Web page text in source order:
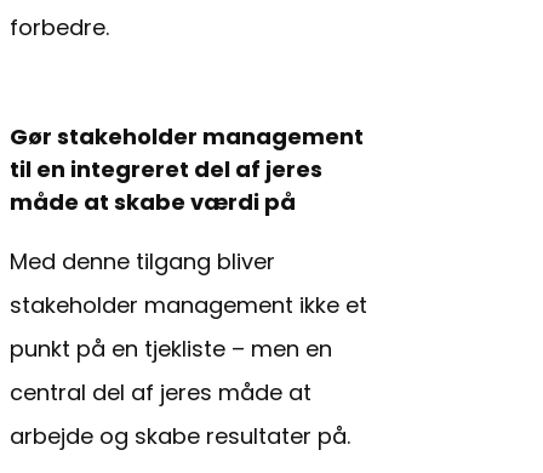
forbedre.
Gør stakeholder management
til en integreret del af jeres
måde at skabe værdi på
Med denne tilgang bliver
stakeholder management ikke et
punkt på en tjekliste – men en
central del af jeres måde at
arbejde og skabe resultater på.